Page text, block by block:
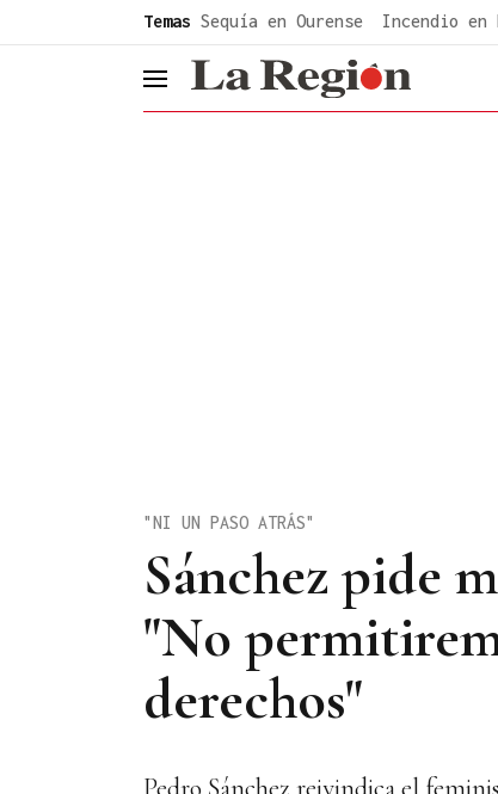
Temas Sequía en Ourense Incendio en
header.menu.open
Sánchez pide
"No
derechos"
"NI UN PASO ATRÁS"